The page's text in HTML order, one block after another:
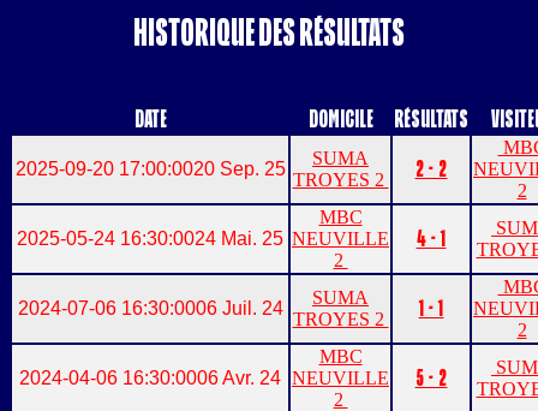
Historique des résultats
Date Domicile Résultats
2025-09-20 17:00:0020 Sep. 25
SUMA
TROYES 2
2 - 2
2
2025-05-24 16:30:0024 Mai. 25
MBC
NEUVILLE
2
4 - 1
2024-07-06 16:30:0006 Juil. 24
SUMA
TROYES 2
1 - 1
2
2024-04-06 16:30:0006 Avr. 24
MBC
NEUVILLE
2
5 - 2